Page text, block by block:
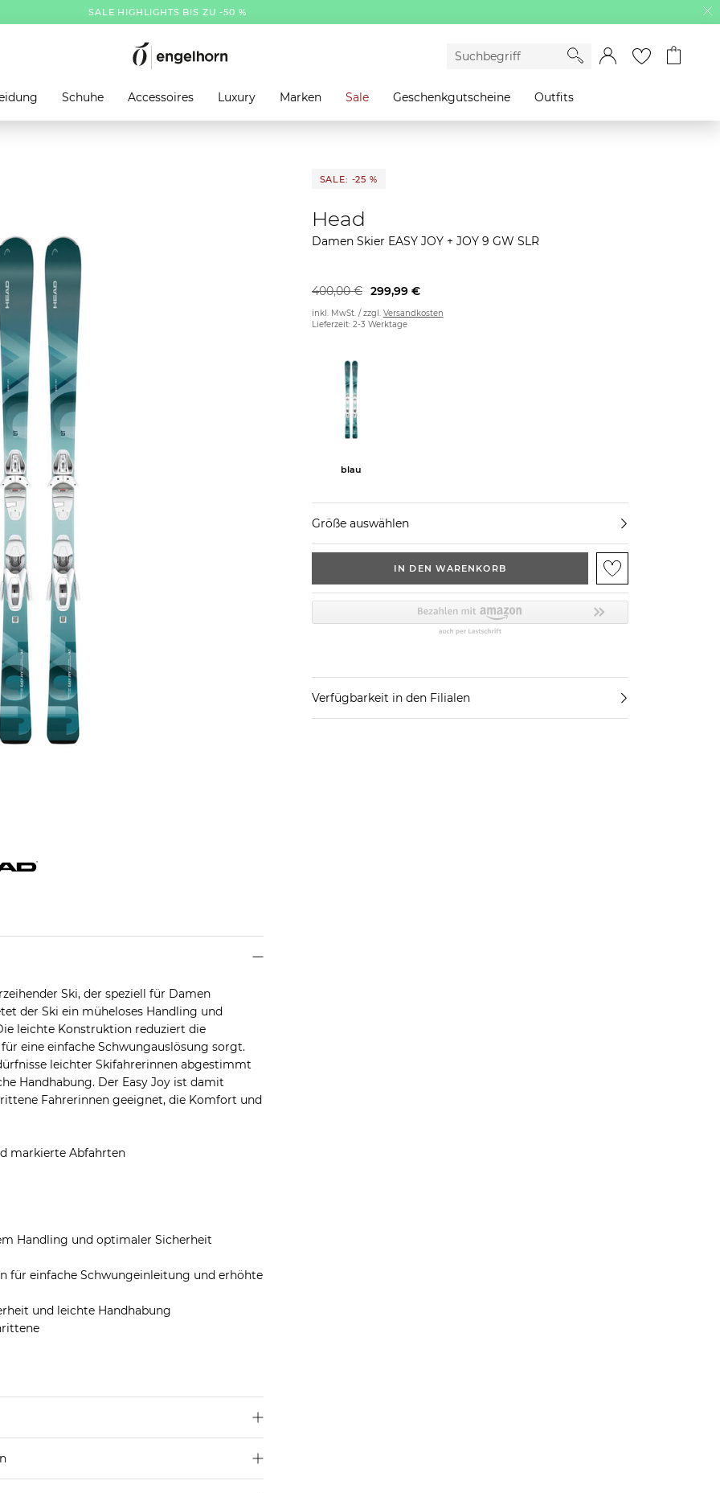
SALE HIGHLIGHTS BIS ZU -50 %
Schuhe Accessoires Luxury Marken Sale Geschenkgutscheine Outfits
SALE: -25 %
Head
Damen Skier EASY JOY + JOY 9 GW SLR
299,99 €
400,00 €
inkl. MwSt. / zzgl. Versandkosten
Lieferzeit: 2-3 Werktage
blau
Größe auswählen
IN DEN WARENKORB
Verfügbarkeit in den Filialen
Ski, der speziell für Damen
der Ski ein müheloses Handling und
leichte Konstruktion reduziert die
eine einfache Schwungauslösung sorgt.
leichter Skifahrerinnen abgestimmt
Handhabung. Der Easy Joy ist damit
Fahrerinnen geeignet, die Komfort und
markierte Abfahrten
Handling und optimaler Sicherheit
für einfache Schwungeinleitung und erhöhte
und leichte Handhabung